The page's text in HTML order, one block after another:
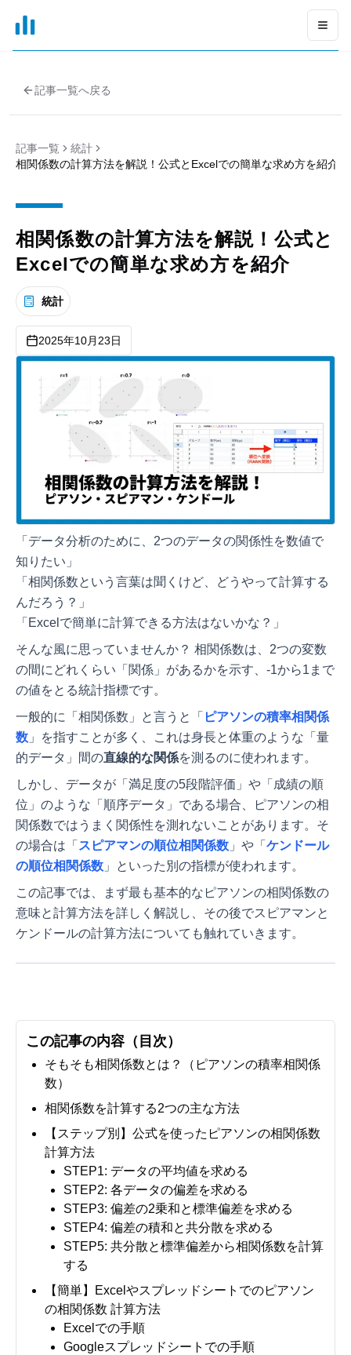
xGrapher
記事一覧へ戻る
記事一覧
統計
相関係数の計算方法を解説！公式とExcelでの簡単な求め方を紹介
相関係数の計算方法を解説！公式と
Excelでの簡単な求め方を紹介
統計
2025年10月23日
「データ分析のために、2つのデータの関係性を数値で
知りたい」
「相関係数という言葉は聞くけど、どうやって計算する
んだろう？」
「Excelで簡単に計算できる方法はないかな？」
そんな風に思っていませんか？ 相関係数は、2つの変数
の間にどれくらい「関係」があるかを示す、-1から1まで
の値をとる統計指標です。
一般的に「相関係数」と言うと「 ピアソンの積率相関係
数 」を指すことが多く、これは身長と体重のような「量
的データ」間の直線的な関係を測るのに使われます。
しかし、データが「満足度の5段階評価」や「成績の順
位」のような「順序データ」である場合、ピアソンの相
関係数ではうまく関係性を測れないことがあります。そ
の場合は「 スピアマンの順位相関係数 」や「 ケンドール
の順位相関係数 」といった別の指標が使われます。
この記事では、まず最も基本的なピアソンの相関係数の
意味と計算方法を詳しく解説し、その後でスピアマンと
ケンドールの計算方法についても触れていきます。
この記事の内容（目次）
そもそも相関係数とは？（ピアソンの積率相関係
数）
相関係数を計算する2つの主な方法
【ステップ別】公式を使ったピアソンの相関係数
計算方法
STEP1: データの平均値を求める
STEP2: 各データの偏差を求める
STEP3: 偏差の2乗和と標準偏差を求める
STEP4: 偏差の積和と共分散を求める
STEP5: 共分散と標準偏差から相関係数を計算
する
【簡単】Excelやスプレッドシートでのピアソン
の相関係数 計算方法
Excelでの手順
Googleスプレッドシートでの手順